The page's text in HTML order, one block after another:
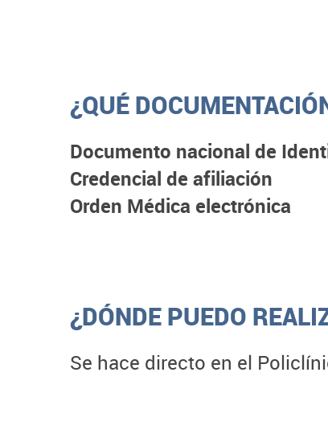
¿QUÉ
Documento nacional de
Credencial de afiliación
Orden Médica electrónica
¿DÓNDE PUEDO
Se hace directo en el